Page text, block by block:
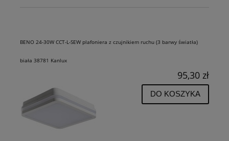
BENO 24-30W CCT-L-SEW plafoniera z czujnikiem ruchu (3 barwy światła)
biała 38781 Kanlux
95,30 zł
DO KOSZYKA